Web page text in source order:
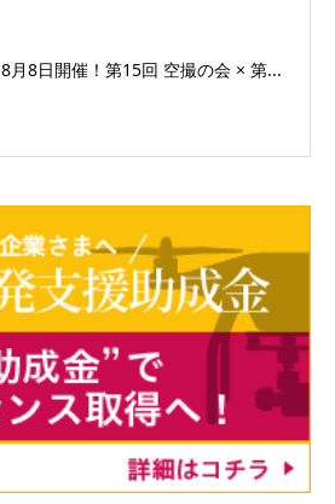
8月8日開催！第15回 空撮の会 × 第...